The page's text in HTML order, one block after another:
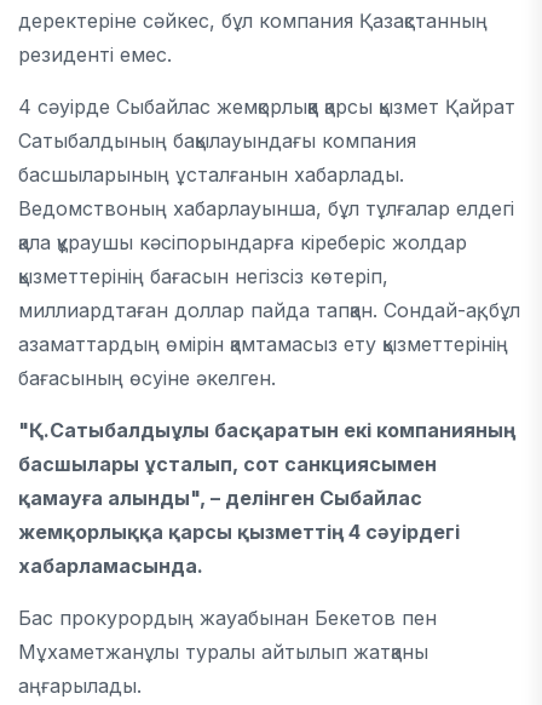
деректеріне сәйкес, бұл компания Қазақстанның
резиденті емес.
4 сәуірде Сыбайлас жемқорлыққа қарсы қызмет Қайрат
Сатыбалдының бақылауындағы компания
басшыларының ұсталғанын хабарлады.
Ведомствоның хабарлауынша, бұл тұлғалар елдегі
қала құраушы кәсіпорындарға кіреберіс жолдар
қызметтерінің бағасын негізсіз көтеріп,
миллиардтаған доллар пайда тапқан. Сондай-ақ, бұл
азаматтардың өмірін қамтамасыз ету қызметтерінің
бағасының өсуіне әкелген.
"Қ.Сатыбалдыұлы басқаратын екі компанияның
басшылары ұсталып, сот санкциясымен
қамауға алынды", – делінген Сыбайлас
жемқорлыққа қарсы қызметтің 4 сәуірдегі
хабарламасында.
Бас прокурордың жауабынан Бекетов пен
Мұхаметжанұлы туралы айтылып жатқаны
аңғарылады.